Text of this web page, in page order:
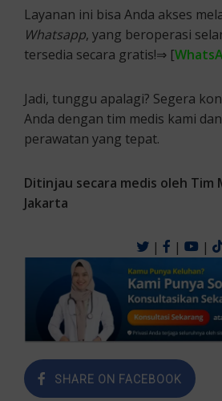
Layanan ini bisa Anda akses
Whatsapp, yang beroperasi
tersedia secara gratis!⇒ [
Jadi, tunggu apalagi? Segera
Anda dengan tim medis kami
perawatan yang tepat.
Ditinjau secara medis oleh Tim
Jakarta
| | |
SHARE ON FACEBOOK